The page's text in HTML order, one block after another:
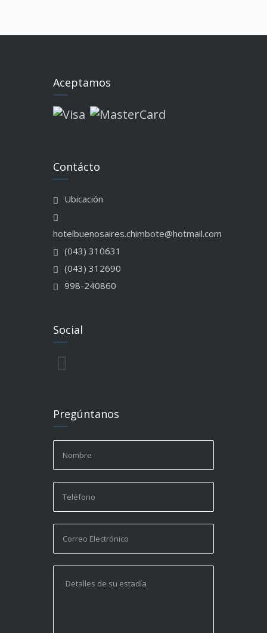
Aceptamos
Contácto
Ubicación
hotelbuenosaires.chimbote@hotmail.com
(043) 310631
(043) 312690
998-240860
Social
Pregúntanos